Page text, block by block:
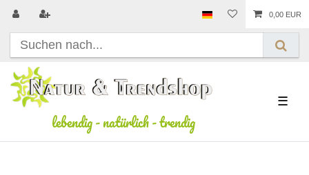
0,00 EUR
lebendig-natürlich-trendig
☰